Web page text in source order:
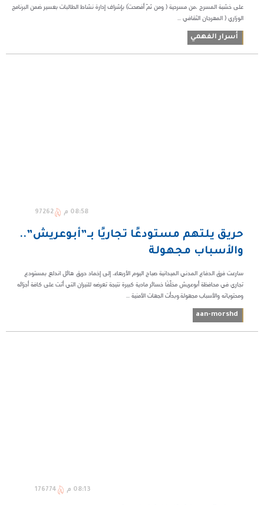
على خشبة المسرح ،من مسرحية ( ومن ثمّ أفصحتْ) بإشراف إدارة ⁧‫نشاط الطالبات بعسير‬⁩ ضمن البرنامج
الوزاري ( ⁧‫المهرجان الثقافي ...
أسرار الفهمي
08:58 م 97262
حريق يلتهم مستودعًا تجاريًا بـ”أبوعريش”..
والأسباب مجهولة
سارعت فرق الدفاع المدني الميدانية صباح اليوم الأربعاء، إلى إخماد حريق هائل اندلع بمستودع
تجاري في محافظة أبوعريش مخلِّفًا خسائر مادية كبيرة نتيجة تعرضه للنيران التي أتت على كافة أجزائه
ومحتوياته والأسباب مجهولة.وبدأت الجهات الأمنية ...
aan-morshd
08:13 م 176774